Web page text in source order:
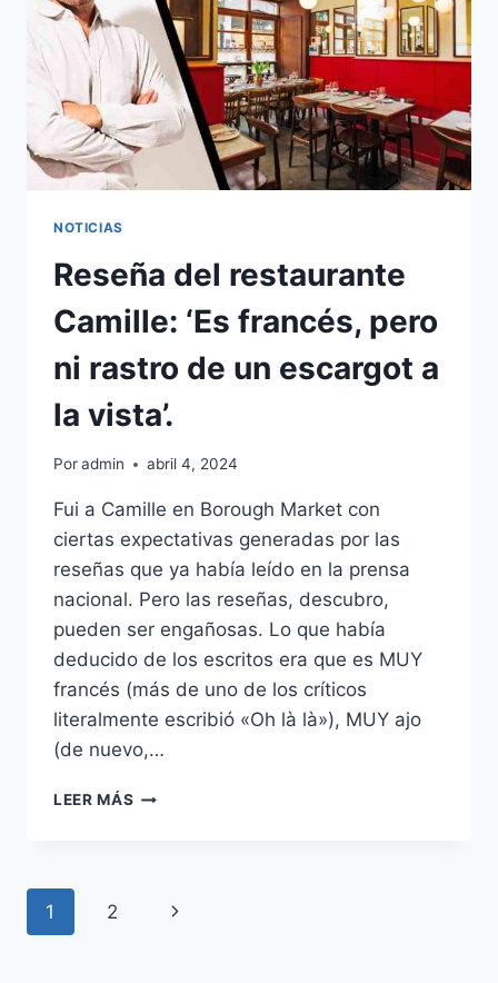
TRES
RECORTES
DE
TASAS
ESTE
AÑO.
NOTICIAS
Reseña del restaurante
Camille: ‘Es francés, pero
ni rastro de un escargot a
la vista’.
Poradmin abril 4, 2024
Fui a Camille en Borough Market con
ciertas expectativas generadas por las
reseñas que ya había leído en la prensa
nacional. Pero las reseñas, descubro,
pueden ser engañosas. Lo que había
deducido de los escritos era que es MUY
francés (más de uno de los críticos
literalmente escribió «Oh là là»), MUY ajo
(de nuevo,…
LEER MÁS RESEÑA
FRANCÉS,
Navegación
1 2
Siguiente